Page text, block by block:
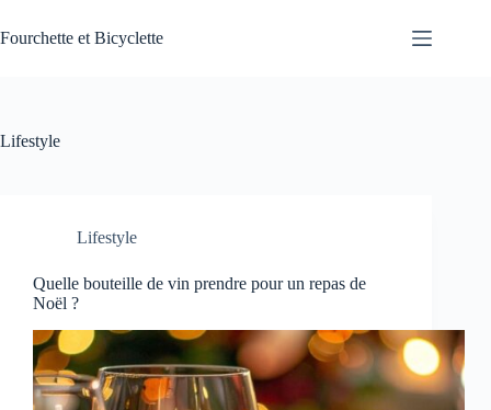
au
contenu
Fourchette et Bicyclette
Lifestyle
Lifestyle
Quelle bouteille de vin prendre pour un repas de
Noël ?